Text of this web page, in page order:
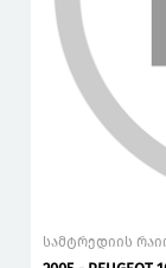
სამტრედიის